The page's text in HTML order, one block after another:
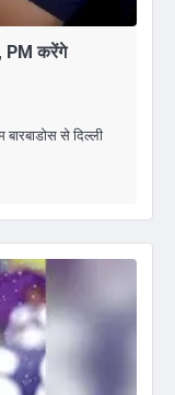
PM करेंगे
से दिल्ली